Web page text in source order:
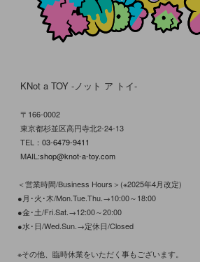
KNot a TOY -ノット ア トイ-
〒166-0002
東京都杉並区高円寺北2-24-13
TEL： 03-6479-9411
MAIL:shop@knot-a-toy.com
＜営業時間/Business Hours＞(※2025年4月改定)
●月･火･木/Mon.Tue.Thu.→10:00～18:00
●金･土/Fri.Sat.→12:00～20:00
●水･日/Wed.Sun.→定休日/Closed
※その他、臨時休業をいただく事もございます。